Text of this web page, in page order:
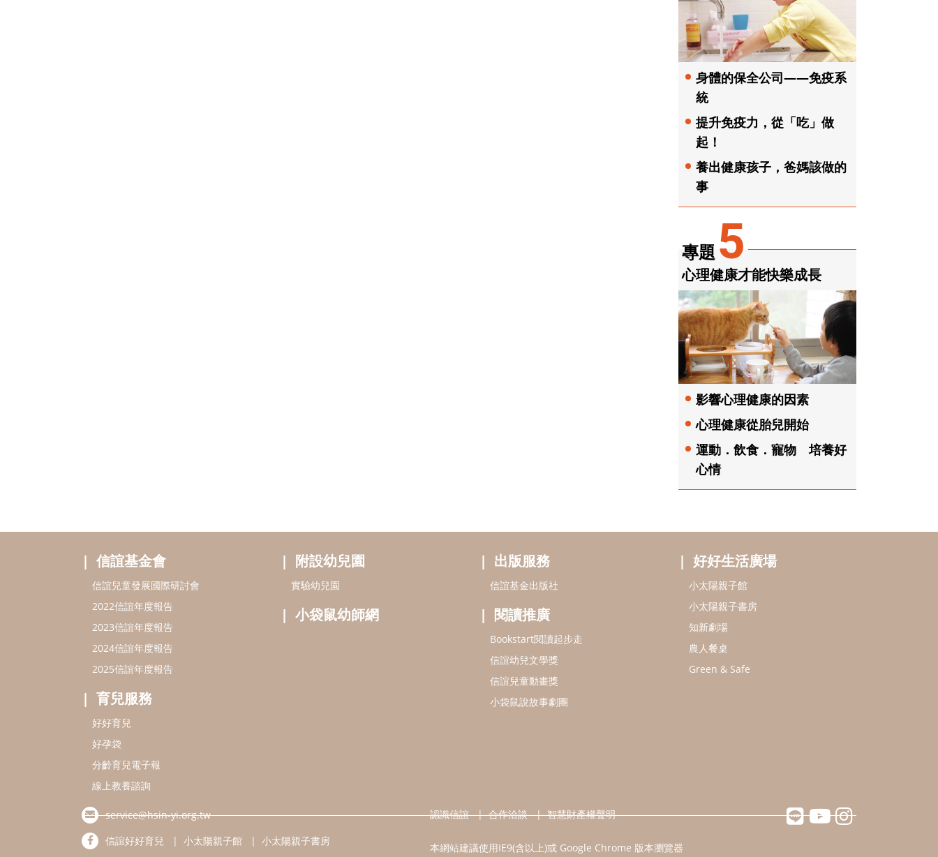
身體的保全公司——免疫系
統
提升免疫力，從「吃」做
起！
養出健康孩子，爸媽該做的
事
專題 5
心理健康才能快樂成長
影響心理健康的因素
心理健康從胎兒開始
運動．飲食．寵物 培養好
心情
信誼基金會
信誼兒童發展國際研討會
2022信誼年度報告
2023信誼年度報告
2024信誼年度報告
2025信誼年度報告
育兒服務
好好育兒
好孕袋
分齡育兒電子報
線上教養諮詢
附設幼兒園
實驗幼兒園
小袋鼠幼師網
出版服務
信誼基金出版社
閱讀推廣
Bookstart閱讀起步走
信誼幼兒文學獎
信誼兒童動畫獎
小袋鼠說故事劇團
好好生活廣場
小太陽親子館
小太陽親子書房
知新劇場
農人餐桌
Green & Safe
service@hsin-yi.org.tw
信誼好好育兒
小太陽親子館 小太陽親子書房
認識信誼 合作洽談 智慧財產權聲明
本網站建議使用IE9(含以上)或 Google Chrome 版本瀏覽器